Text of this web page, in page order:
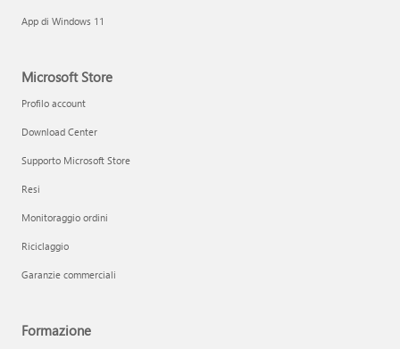
App di Windows 11
Microsoft Store
Profilo account
Download Center
Supporto Microsoft Store
Resi
Monitoraggio ordini
Riciclaggio
Garanzie commerciali
Formazione